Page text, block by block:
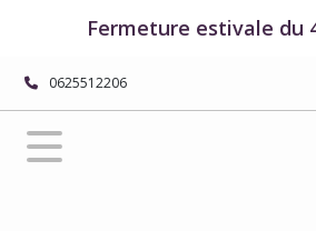
Fermeture estivale du
0625512206